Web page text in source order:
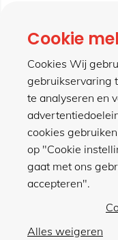
contact
meer van
winkel
Cookie
Cookies Wij
gebruikservaring
te analyseren en
cookies
op "Cookie
gaat met ons
accepteren".
Alles weigeren